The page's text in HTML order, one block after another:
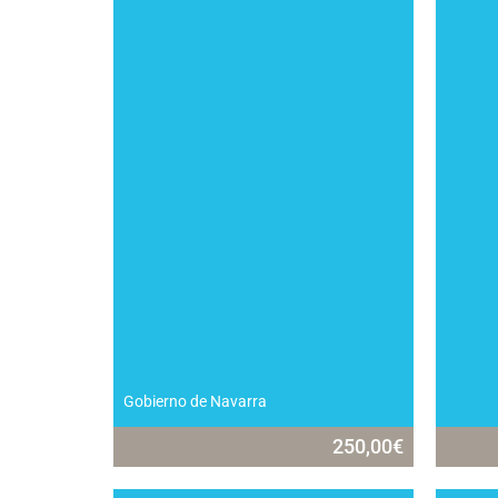
Gobierno de Navarra
250,00€